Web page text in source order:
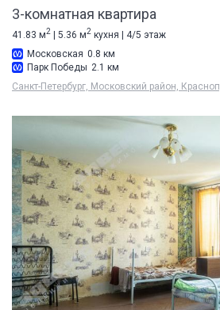
3-комнатная квартира
41.83 м2 | 5.36 м2 кухня | 4/5 этаж
Московская 0.8 км
Парк Победы 2.1 км
Санкт-Петербург, Московский район,